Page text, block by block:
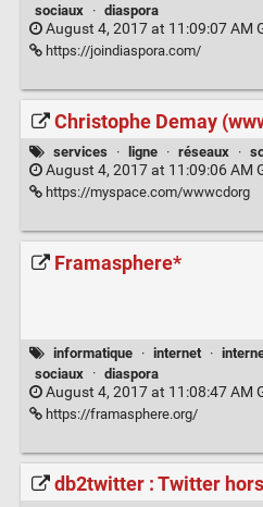
sociaux
· diaspora
August 4, 2017 at 11:09:07 AM
https://joindiaspora.com/
Christophe Demay
services · ligne · réseaux ·
August 4, 2017 at 11:09:06 AM
https://myspace.com/wwwcdorg
Framasphere*
informatique · internet ·
sociaux
· diaspora
August 4, 2017 at 11:08:47 AM
https://framasphere.org/
db2twitter : Twitter